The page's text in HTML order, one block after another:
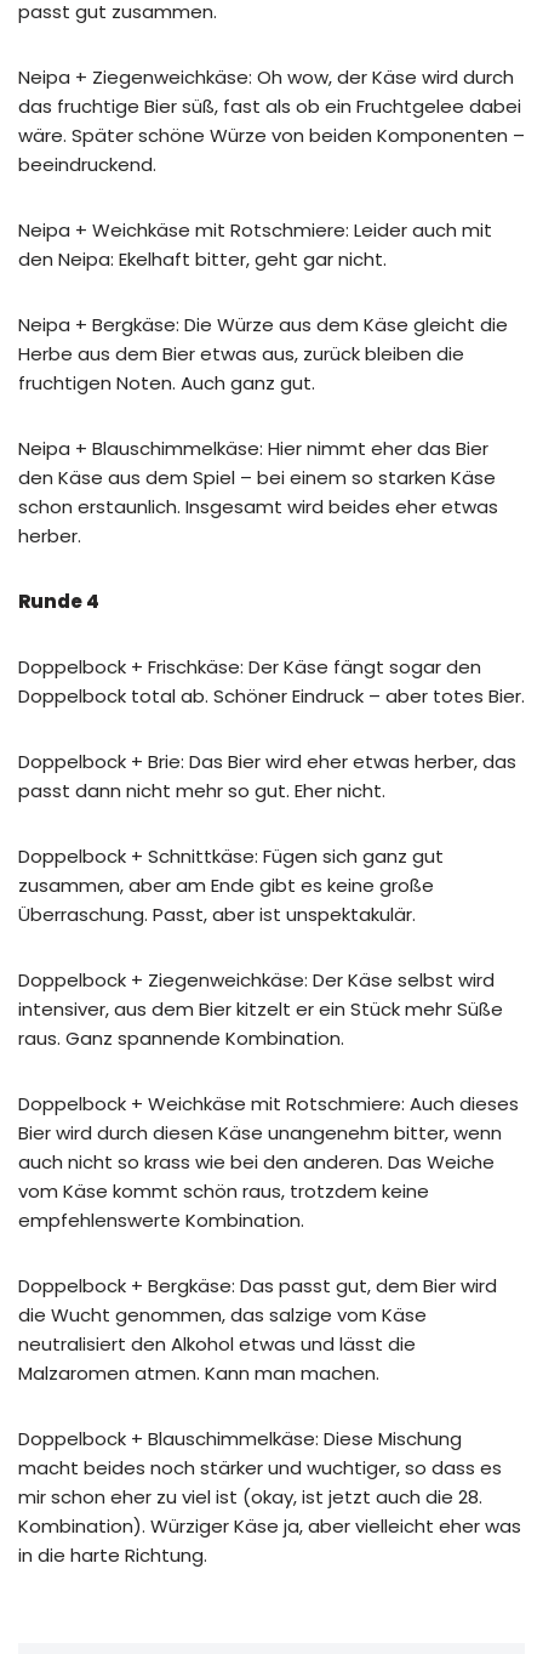
passt gut zusammen.
Neipa + Ziegenweichkäse: Oh wow, der Käse wird durch
das fruchtige Bier süß, fast als ob ein Fruchtgelee dabei
wäre. Später schöne Würze von beiden Komponenten –
beeindruckend.
Neipa + Weichkäse mit Rotschmiere: Leider auch mit
den Neipa: Ekelhaft bitter, geht gar nicht.
Neipa + Bergkäse: Die Würze aus dem Käse gleicht die
Herbe aus dem Bier etwas aus, zurück bleiben die
fruchtigen Noten. Auch ganz gut.
Neipa + Blauschimmelkäse: Hier nimmt eher das Bier
den Käse aus dem Spiel – bei einem so starken Käse
schon erstaunlich. Insgesamt wird beides eher etwas
herber.
Runde 4
Doppelbock + Frischkäse: Der Käse fängt sogar den
Doppelbock total ab. Schöner Eindruck – aber totes Bier.
Doppelbock + Brie: Das Bier wird eher etwas herber, das
passt dann nicht mehr so gut. Eher nicht.
Doppelbock + Schnittkäse: Fügen sich ganz gut
zusammen, aber am Ende gibt es keine große
Überraschung. Passt, aber ist unspektakulär.
Doppelbock + Ziegenweichkäse: Der Käse selbst wird
intensiver, aus dem Bier kitzelt er ein Stück mehr Süße
raus. Ganz spannende Kombination.
Doppelbock + Weichkäse mit Rotschmiere: Auch dieses
Bier wird durch diesen Käse unangenehm bitter, wenn
auch nicht so krass wie bei den anderen. Das Weiche
vom Käse kommt schön raus, trotzdem keine
empfehlenswerte Kombination.
Doppelbock + Bergkäse: Das passt gut, dem Bier wird
die Wucht genommen, das salzige vom Käse
neutralisiert den Alkohol etwas und lässt die
Malzaromen atmen. Kann man machen.
Doppelbock + Blauschimmelkäse: Diese Mischung
macht beides noch stärker und wuchtiger, so dass es
mir schon eher zu viel ist (okay, ist jetzt auch die 28.
Kombination). Würziger Käse ja, aber vielleicht eher was
in die harte Richtung.